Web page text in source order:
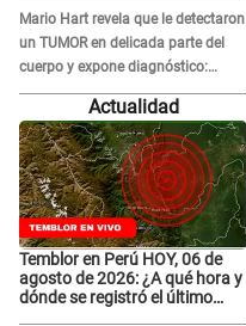
Mario Hart revela que le detectaron
un TUMOR en delicada parte del
cuerpo y expone diagnóstico:
"Dolores muy fuertes..."
Actualidad
Temblor en Perú HOY, 06 de
agosto de 2026: ¿A qué hora y
dónde se registró el último